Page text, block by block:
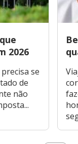
2026
se
de
não